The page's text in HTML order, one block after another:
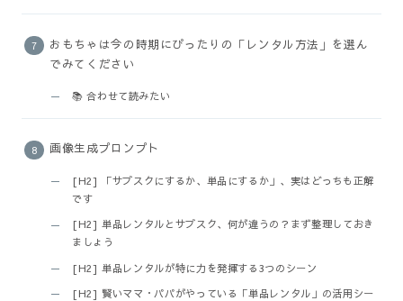
おもちゃは今の時期にぴったりの「レンタル方法」を選ん
でみてください
📚 合わせて読みたい
画像生成プロンプト
[H2] 「サブスクにするか、単品にするか」、実はどっちも正解
です
[H2] 単品レンタルとサブスク、何が違うの？まず整理しておき
ましょう
[H2] 単品レンタルが特に力を発揮する3つのシーン
[H2] 賢いママ・パパがやっている「単品レンタル」の活用シー